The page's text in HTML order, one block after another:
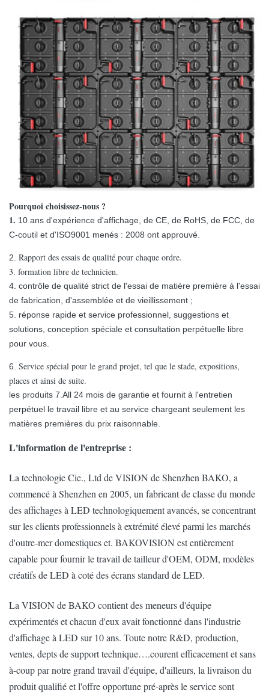
Pourquoi choisissez-nous ?
1. 10 ans d'expérience d'affichage, de CE, de RoHS, de FCC, de
C-coutil et d'ISO9001 menés : 2008 ont approuvé.
2. Rapport des essais de qualité pour chaque ordre.
3. formation libre de technicien.
4. contrôle de qualité strict de l'essai de matière première à l'essai
de fabrication, d'assemblée et de vieillissement ;
5. réponse rapide et service professionnel, suggestions et
solutions, conception spéciale et consultation perpétuelle libre
pour vous.
6. Service spécial pour le grand projet, tel que le stade, expositions,
places et ainsi de suite.
les produits 7.All 24 mois de garantie et fournit à l'entretien
perpétuel le travail libre et au service chargeant seulement les
matières premières du prix raisonnable.
L'information de l'entreprise :
La technologie Cie., Ltd de VISION de Shenzhen BAKO, a
commencé à Shenzhen en 2005, un fabricant de classe du monde
des affichages à LED technologiquement avancés, se concentrant
sur les clients professionnels à extrémité élevé parmi les marchés
d'outre-mer domestiques et. BAKOVISION est entièrement
capable pour fournir le travail de tailleur d'OEM, ODM, modèles
créatifs de LED à coté des écrans standard de LED.
La VISION de BAKO contient des meneurs d'équipe
expérimentés et chacun d'eux avait fonctionné dans l'industrie
d'affichage à LED sur 10 ans. Toute notre R&D, production,
ventes, depts de support technique….courent efficacement et sans
à-coup par notre grand travail d'équipe, d'ailleurs, la livraison du
produit qualifié et l'offre opportune pré-après le service sont